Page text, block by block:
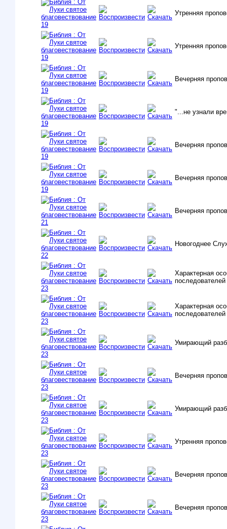
Утренняя
Утренняя
Вечерняя
"...не узнали
Вечерняя
Вечерняя
Вечерняя
Новогоднее
Характерная
Характерная
Умирающий
Вечерняя
Умирающий
Утренняя
Вечерняя
Вечерняя